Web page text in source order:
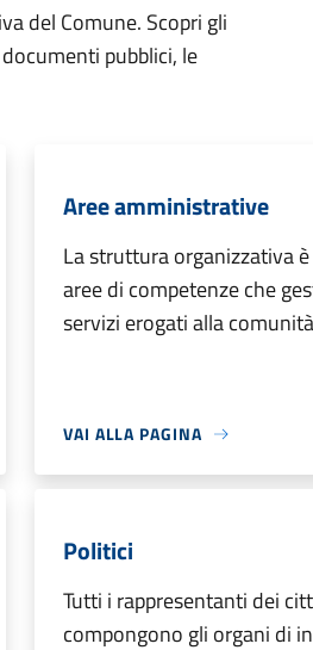
del Comune. Scopri gli
pubblici, le
Aree amministrative
La struttura organizzativa
aree di competenze che
servizi erogati alla
VAI ALLA PAGINA
Politici
Tutti i rappresentanti dei
compongono gli organi di